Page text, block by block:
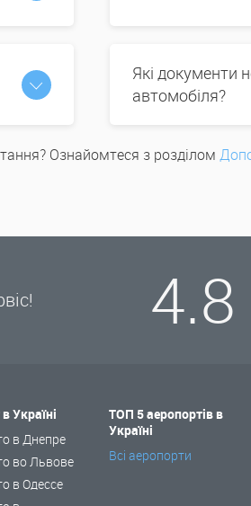
Які документи
автомобіля?
Ознайомтеся з розділом
4.8
Україні
в Днепре
во Львове
в Одессе
ТОП 5 аеропортів в
Україні
Всі аеропорти